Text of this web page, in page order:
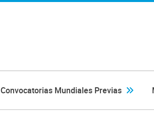
Convocatorias Mundiales Previas